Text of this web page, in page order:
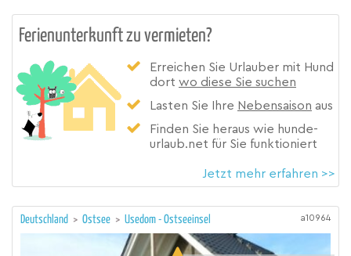
Ferienunterkunft zu vermieten?
Erreichen Sie Urlauber mit Hund
dort wo diese Sie suchen
Lasten Sie Ihre Nebensaison aus
Finden Sie heraus wie hunde-
urlaub.net für Sie funktioniert
Jetzt mehr erfahren >>
Deutschland > Ostsee > Usedom - Ostseeinsel a10964